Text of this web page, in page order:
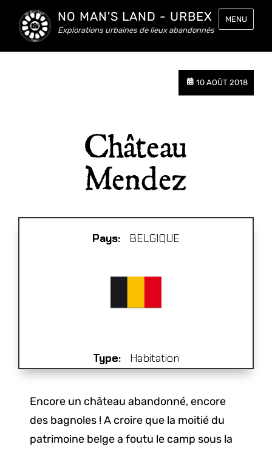
NO MAN'S LAND - URBEX
Explorations urbaines de lieux abandonnés
MENU
10 AOÛT 2018
Château
Mendez
Pays: BELGIQUE
Type: Habitation
Encore un château abandonné, encore
des bagnoles ! A croire que la moitié du
patrimoine belge a foutu le camp sous la